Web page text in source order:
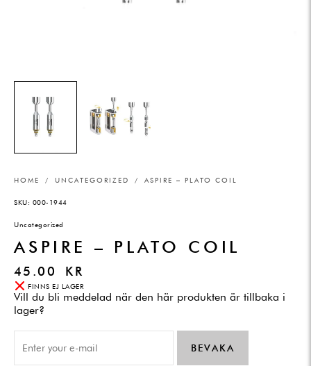
HOME / UNCATEGORIZED / ASPIRE – PLATO COIL
SKU: 000-1944
Uncategorized
ASPIRE – PLATO COIL
45.00 KR
FINNS EJ LAGER
Vill du bli meddelad när den här produkten är tillbaka i
lager?
BEVAKA